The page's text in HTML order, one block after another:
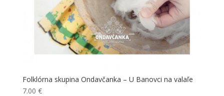
Folklórna skupina Ondavčanka – U Banovci na valaľe
7.00 €